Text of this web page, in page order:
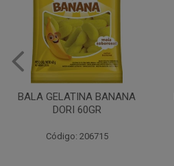
BALA GELATINA BANANA
DORI 60GR
Código: 206715